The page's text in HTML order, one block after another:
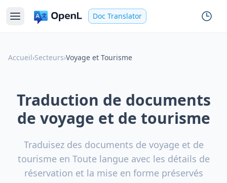
Doc Translator
Accueil›Secteurs›Voyage et Tourisme
Traduction de documents
de voyage et de tourisme
Traduisez des documents de voyage et de
tourisme en Toute langue avec les détails de
réservation et la mise en forme préservés